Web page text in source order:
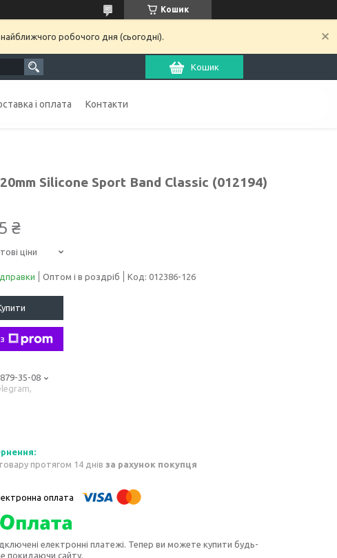
Кошик
робочого дня (сьогодні).
Кошик
і оплата Контакти
Silicone Sport Band Classic (012194)
₴
ціни
Оптом і в роздріб Код: 012386-126
35-08
протягом 14 днів за рахунок покупця
електронні платежі. Тепер ви можете купити будь-
покидаючи сайту.